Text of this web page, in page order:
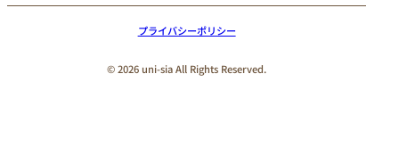
プライバシーポリシー
© 2026 uni-sia All Rights Reserved.